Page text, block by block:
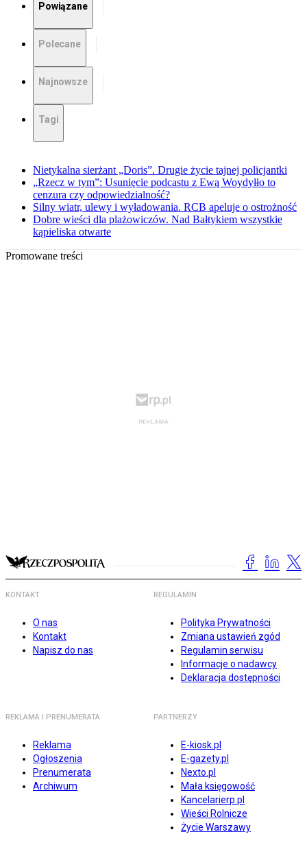
Powiązane
Polecane
Najnowsze
Tagi
Nietykalna sierżant „Doris”. Drugie życie tajnej policjantki
„Rzecz w tym”: Usunięcie podcastu z Ewą Woydyłło to
cenzura czy odpowiedzialność?
Silny wiatr, ulewy i wyładowania. RCB apeluje o ostrożność
Dobre wieści dla plażowiczów. Nad Bałtykiem wszystkie
kąpieliska otwarte
Promowane treści
KONTAKT
O nas
Kontakt
Napisz do nas
REGULAMIN
Polityka Prywatności
Zmiana ustawień zgód
Regulamin serwisu
Informacje o nadawcy
Deklaracja dostępności
REKLAMA I PRENUMERATA
Reklama
Ogłoszenia
Prenumerata
Archiwum
PARTNERZY
E-kiosk.pl
E-gazety.pl
Nexto.pl
Mała księgowość
Kancelarierp.pl
Wieści Rolnicze
Życie Warszawy